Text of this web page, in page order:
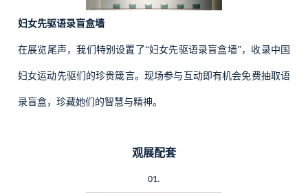
妇女先驱语录盲盒墙
在展览尾声，我们特别设置了“妇女先驱语录盲盒墙”，收录中国
妇女运动先驱们的珍贵箴言。现场参与互动即有机会免费抽取语
录盲盒，珍藏她们的智慧与精神。
观展配套
01.